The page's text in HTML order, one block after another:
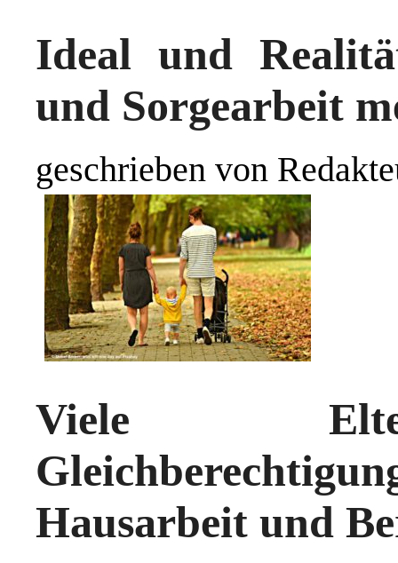
Ideal und
und Sorgearbeit
geschrieben von
Viele
Hausarbeit und